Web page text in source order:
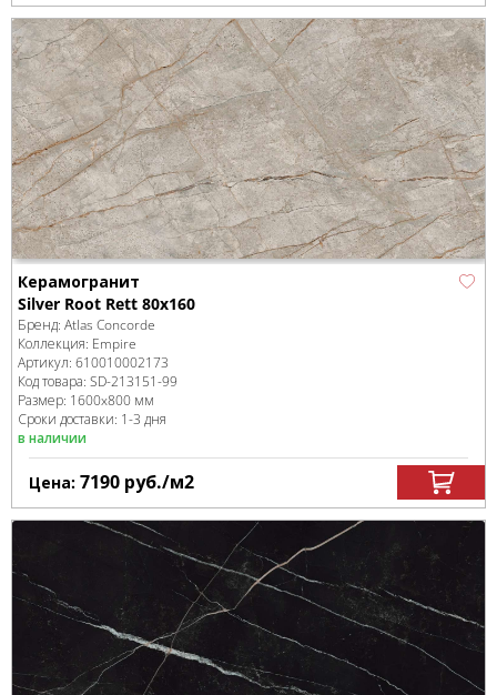
Керамогранит
Silver Root Rett 80x160
Бренд: Atlas Concorde
Коллекция: Empire
Артикул: 610010002173
Код товара: SD-213151-99
Размер: 1600x800 мм
Сроки доставки: 1-3 дня
в наличии
Цена: 7190 руб./м2